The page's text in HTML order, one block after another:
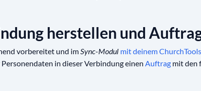
herstellen und
vorbereitet und imSync-Modul mit deinem
in dieser Verbindung einen Auftragmit den